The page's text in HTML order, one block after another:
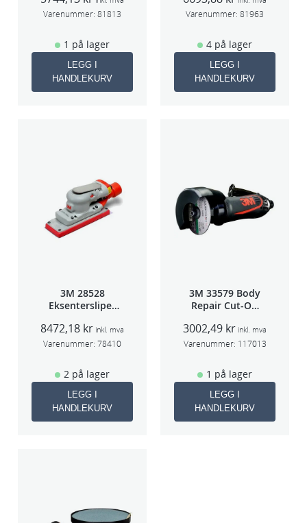
75mm
Varenummer: 81813
1 på lager
LEGG I
HANDLEKURV
75mm
Varenummer: 81963
4 på lager
LEGG I
HANDLEKURV
3M 28528
Eksentersliper
3mm slag
70×198
8472,18 kr inkl. mva
Varenummer: 78410
2 på lager
LEGG I
HANDLEKURV
3M 33579 Body
Repair Cut-Off
75mm
3002,49 kr inkl. mva
Varenummer: 117013
1 på lager
LEGG I
HANDLEKURV